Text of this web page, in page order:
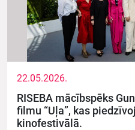
22.05.2026.
RISEBA mācībspēks
filmu “Uļa”, kas
kinofestivālā.